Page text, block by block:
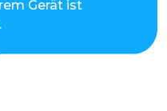
Gerät ist